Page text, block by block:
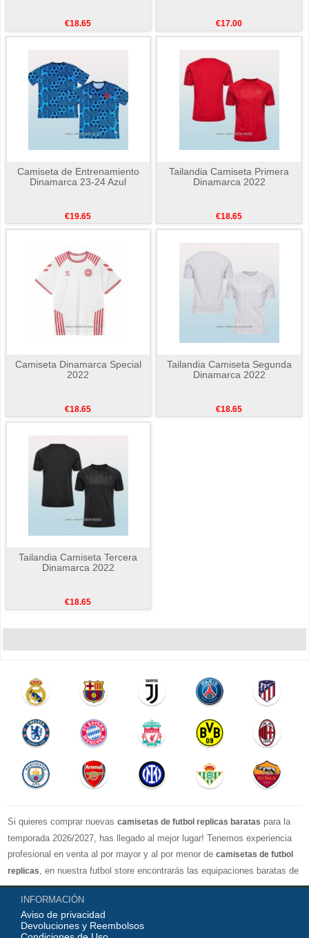
€18.65 €17.00
Camiseta de Entrenamiento
Dinamarca 23-24 Azul
€19.65
Tailandia Camiseta Primera
Dinamarca 2022
€18.65
Camiseta Dinamarca Special
2022
€18.65
Tailandia Camiseta Segunda
Dinamarca 2022
€18.65
Tailandia Camiseta Tercera
Dinamarca 2022
€18.65
Si quieres comprar nuevas camisetas de futbol replicas baratas para la
temporada 2026/2027, has llegado al mejor lugar! Tenemos experiencia
profesional en venta al por mayor y al por menor de camisetas de futbol
replicas
, en nuestra futbol store encontrarás las equipaciones baratas de
los clubes más importantes y los equipos nacionales más fuertes del
mundo, nuestro jersey es directamente de fábrica, lo que garantiza que la
serie de camisetas tenga una calidad numerosa, completa y excelente
con una variedad de estilos confiable, Actualizar rápidamente las
INFORMACIÓN
Aviso de privacidad
Devoluciones y Reembolsos